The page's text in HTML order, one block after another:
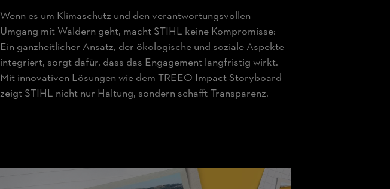
Wenn es um Klimaschutz und den verantwortungsvollen
Umgang mit Wäldern geht, macht STIHL keine Kompromisse:
Ein ganzheitlicher Ansatz, der ökologische und soziale Aspekte
integriert, sorgt dafür, dass das Engagement langfristig wirkt.
Mit innovativen Lösungen wie dem TREEO Impact Storyboard
zeigt STIHL nicht nur Haltung, sondern schafft Transparenz.